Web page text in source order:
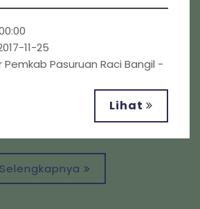
11-25
Pasuruan Raci Bangil -
Lihat
Selengkapnya